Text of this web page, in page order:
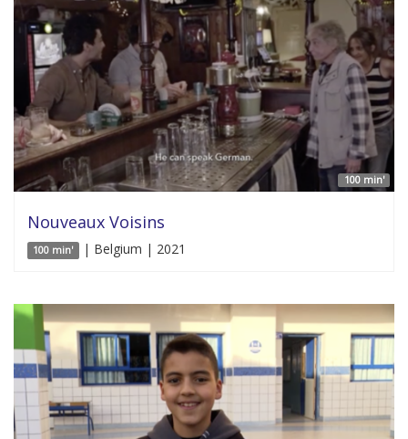
100 min'
Nouveaux Voisins
100 min' | Belgium | 2021